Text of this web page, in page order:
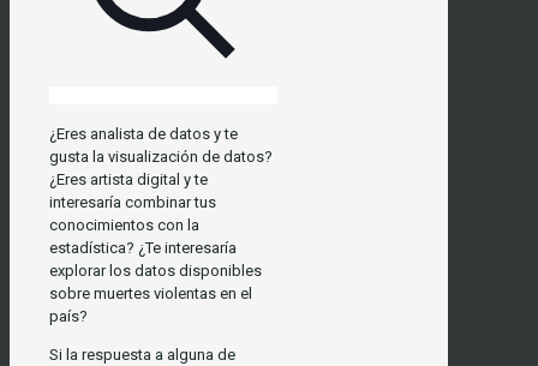
¿Eres analista de datos y te
gusta la visualización de datos?
¿Eres artista digital y te
interesaría combinar tus
conocimientos con la
estadística? ¿Te interesaría
explorar los datos disponibles
sobre muertes violentas en el
país?
Si la respuesta a alguna de